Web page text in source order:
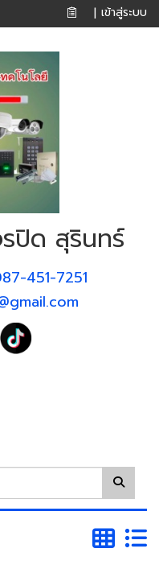
| เข้าสู่ระบบ
ปิด สุรินทร์
451-7251